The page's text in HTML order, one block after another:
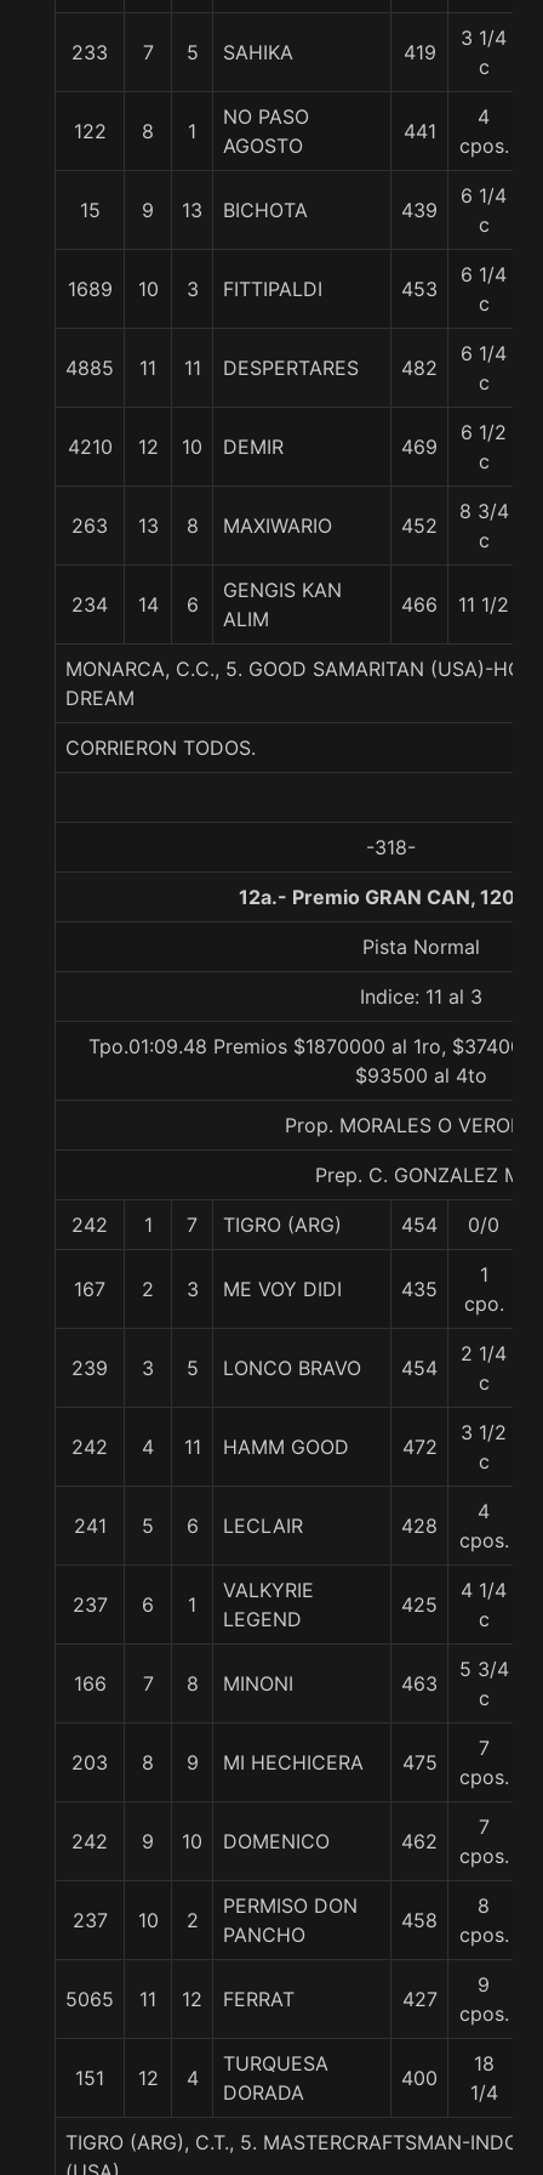
233 7 5 SAHIKA 419
3 1/4
c
122 8 1
NO PASO
AGOSTO
441
4
cpos.
15 9 13 BICHOTA 439
6 1/4
c
1689 10 3 FITTIPALDI 453
6 1/4
c
4885 11 11 DESPERTARES 482
6 1/4
c
4210 12 10 DEMIR 469
6 1/2
c
263 13 8 MAXIWARIO 452
8 3/4
c
234 14 6
GENGIS KAN
ALIM
466 11 1/2
MONARCA, C.C., 5. GOOD SAMARITAN (USA)-
DREAM
CORRIERON TODOS.
-318-
12a.- Premio GRAN CAN, 1200
Pista Normal
Indice: 11 al 3
Tpo.01:09.48 Premios $1870000 al 1ro,
$93500 al 4to
Prop. MORALES O
Prep. C. GONZALEZ M.
242 1 7 TIGRO (ARG) 454 0/0
167 2 3 ME VOY DIDI 435
1
cpo.
239 3 5 LONCO BRAVO 454
2 1/4
c
242 4 11 HAMM GOOD 472
3 1/2
c
241 5 6 LECLAIR 428
4
cpos.
237 6 1
VALKYRIE
LEGEND
425
4 1/4
c
166 7 8 MINONI 463
5 3/4
c
203 8 9 MI HECHICERA 475
7
cpos.
242 9 10 DOMENICO 462
7
cpos.
237 10 2
PERMISO DON
PANCHO
458
8
cpos.
5065 11 12 FERRAT 427
9
cpos.
151 12 4
TURQUESA
DORADA
400
18
1/4
TIGRO (ARG), C.T., 5. MASTERCRAFTSMAN-